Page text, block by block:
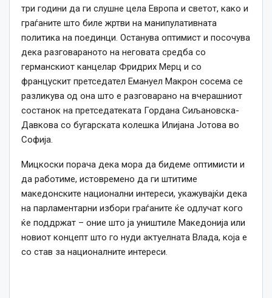
три години да ги слушне цела Европа и светот, како и
граѓаните што биле жртви на манипулативната
политика на поединци. Останува оптимист и посочува
дека разговараното на неговата средба со
германскиот канцелар Фридрих Мерц и со
францускит претседател Емануел Макрон сосема се
разликува од она што е разговарано на вчерашниот
состанок на претседатеката Гордана Сиљановска-
Давкова со бугарската колешка Илијана Јотова во
Софија.
Мицкоски порача дека мора да бидеме оптимисти и
да работиме, истовремено да ги штитиме
македонските национални интереси, укажувајќи дека
на парламентарни избори граѓаните ќе одлучат кого
ќе поддржат – оние што ја уништиле Македонија или
новиот концепт што го нуди актуелната Влада, која е
со став за националните интереси.